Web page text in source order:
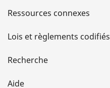
s
d
e
l
Ressources connexes
Lois et règlements codifiés
Recherche
Aide